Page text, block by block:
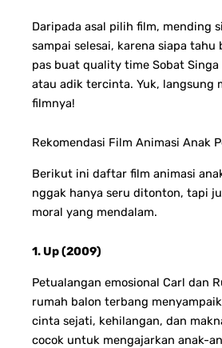
Daripada asal pilih film, mending
sampai selesai, karena siapa tahu
pas buat quality time Sobat Singa
atau adik tercinta. Yuk, langsung
filmnya!
Rekomendasi Film Animasi Anak
Berikut ini daftar film animasi
nggak hanya seru ditonton, tapi
moral yang mendalam.
1. Up (2009)
Petualangan emosional Carl dan
rumah balon terbang
cinta sejati, kehilangan, dan
cocok untuk mengajarkan anak-